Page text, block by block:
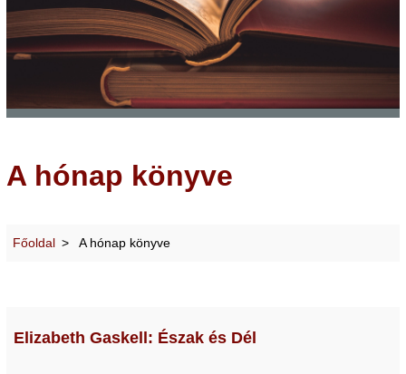
A hónap könyve
Főoldal A hónap könyve
Elizabeth Gaskell: Észak és Dél